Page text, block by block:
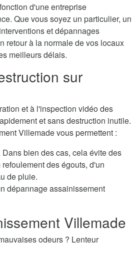
d'une entreprise
Que vous soyez un particulier, un
et dépannages
retour à la normale de vos locaux
meilleurs délais.
sur
et à l'inspection vidéo des
et sans destruction inutile.
Villemade vous permettent :
bien des cas, cela évite des
des égouts, d'un
de pluie.
dépannage assainissement
Villemade
odeurs ? Lenteur